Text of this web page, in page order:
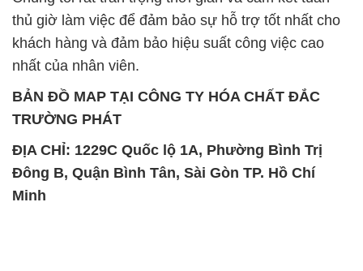
Chất Bảo Quản CMIT Thái
Lan Thailand
Phèn Nhôm – Al2(SO4)3 17%
Ấn Độ India